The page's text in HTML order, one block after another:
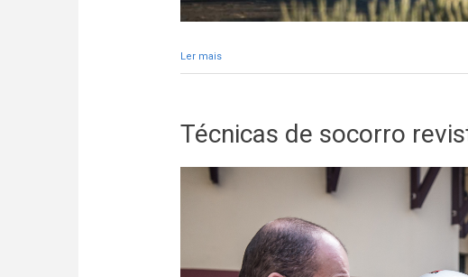
Ler maisacerca de Joachim Wagemans fã do RVM
Técnicas de socorro